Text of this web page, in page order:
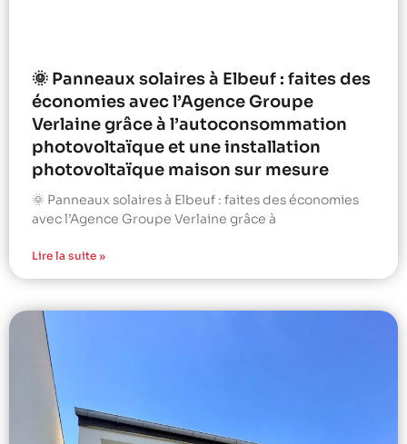
🌞 Panneaux solaires à Elbeuf : faites des
économies avec l’Agence Groupe
Verlaine grâce à l’autoconsommation
photovoltaïque et une installation
photovoltaïque maison sur mesure
🌞 Panneaux solaires à Elbeuf : faites des économies
avec l’Agence Groupe Verlaine grâce à
Lire la suite »